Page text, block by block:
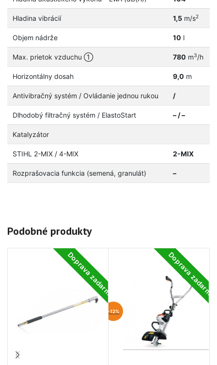
Hladina vibrácií 1,5m/s2
Objem nádrže 10 l
Max. prietok vzduchu ① 780 m3/h
Horizontálny dosah 9,0 m
Antivibračný systém / Ovládanie jednou rukou /
Dlhodobý filtračný systém / ElastoStart – / –
Katalyzátor
STIHL 2-MIX / 4-MIX 2-MIX
Rozprašovacia funkcia (semená, granulát) –
Podobné produkty
Doprava zadarmo Doprava zadarmo
-12%